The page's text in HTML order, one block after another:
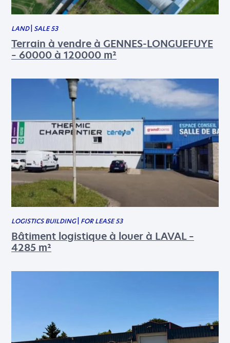
I AGREE TO THEPRIVACY POLICY
SEND
LAND SALE 53
Terrain à vendre à GENNES-LONGUEFUYE
– 60000 à 120000 m²
LOGISTICS BUILDING FOR LEASE 53
Bâtiment logistique à louer à LAVAL –
4285 m²